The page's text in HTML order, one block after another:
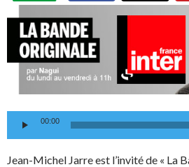
Lecteur00:00
Jean-Michel Jarre est l’invité de « La